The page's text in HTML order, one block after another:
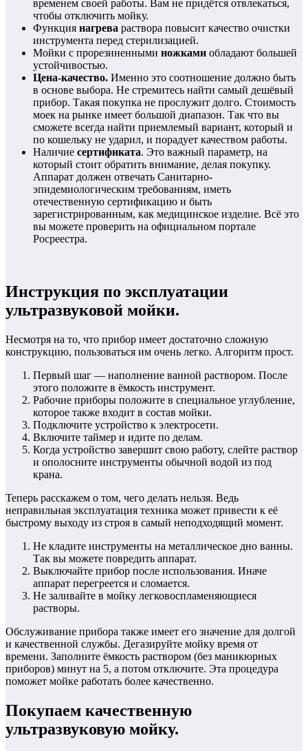
временем своей работы. Вам не придётся отвлекаться,
чтобы отключить мойку.
Функция нагрева раствора повысит качество очистки
инструмента перед стерилизацией.
Мойки с прорезиненными ножками обладают большей
устойчивостью.
Цена-качество. Именно это соотношение должно быть
в основе выбора. Не стремитесь найти самый дешёвый
прибор. Такая покупка не прослужит долго. Стоимость
моек на рынке имеет большой диапазон. Так что вы
сможете всегда найти приемлемый вариант, который и
по кошельку не ударил, и порадует качеством работы.
Наличие сертификата. Это важный параметр, на
который стоит обратить внимание, делая покупку.
Аппарат должен отвечать Санитарно-
эпидемиологическим требованиям, иметь
отечественную сертификацию и быть
зарегистрированным, как медицинское изделие. Всё это
вы можете проверить на официальном портале
Росреестра.
Инструкция по эксплуатации
ультразвуковой мойки.
Несмотря на то, что прибор имеет достаточно сложную
конструкцию, пользоваться им очень легко. Алгоритм прост.
Первый шаг — наполнение ванной раствором. После
этого положите в ёмкость инструмент.
Рабочие приборы положите в специальное углубление,
которое также входит в состав мойки.
Подключите устройство к электросети.
Включите таймер и идите по делам.
Когда устройство завершит свою работу, слейте раствор
и ополосните инструменты обычной водой из под
крана.
Теперь расскажем о том, чего делать нельзя. Ведь
неправильная эксплуатация техника может привести к её
быстрому выходу из строя в самый неподходящий момент.
Не кладите инструменты на металлическое дно ванны.
Так вы можете повредить аппарат.
Выключайте прибор после использования. Иначе
аппарат перегреется и сломается.
Не заливайте в мойку легковоспламеняющиеся
растворы.
Обслуживание прибора также имеет его значение для долгой
и качественной службы. Дегазируйте мойку время от
времени. Заполните ёмкость раствором (без маникюрных
приборов) минут на 5, а потом отключите. Эта процедура
поможет мойке работать более качественно.
Покупаем качественную
ультразвуковую мойку.